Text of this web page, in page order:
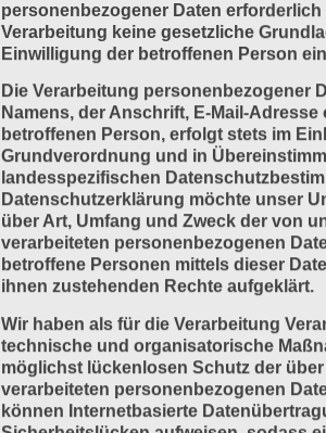
personenbezogener Daten
Verarbeitung keine gesetzliche
Einwilligung der betroffenen Person
Die Verarbeitung personenbezogener
Namens, der Anschrift, E-Mail-
betroffenen Person, erfolgt stets im
Grundverordnung und in
landesspezifischen
Datenschutzerklärung möchte unser
über Art, Umfang und Zweck der von
verarbeiteten personenbezogenen
betroffene Personen mittels dieser
ihnen zustehenden Rechte aufgeklärt.
Wir haben als für die Verarbeitung
technische und organisatorische
möglichst lückenlosen Schutz der
verarbeiteten personenbezogenen
können Internetbasierte